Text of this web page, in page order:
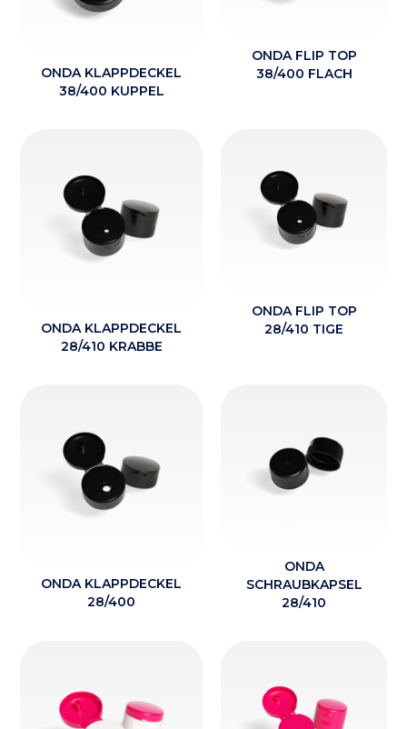
ONDA KLAPPDECKEL
38/400 KUPPEL
ONDA FLIP TOP
38/400 FLACH
ONDA KLAPPDECKEL
28/410 KRABBE
ONDA FLIP TOP
28/410 TIGE
ONDA KLAPPDECKEL
28/400
ONDA
SCHRAUBKAPSEL
28/410